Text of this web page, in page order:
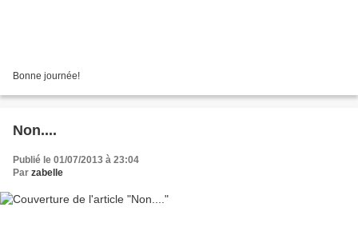
Bonne journée!
Non....
Publié le 01/07/2013 à 23:04
Par zabelle